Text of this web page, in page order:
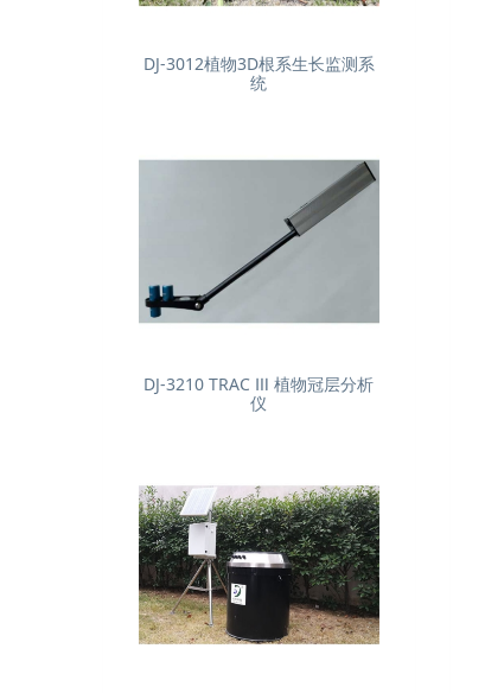
DJ-3012植物3D根系生长监测系
统
DJ-3210 TRAC Ⅲ 植物冠层分析
仪